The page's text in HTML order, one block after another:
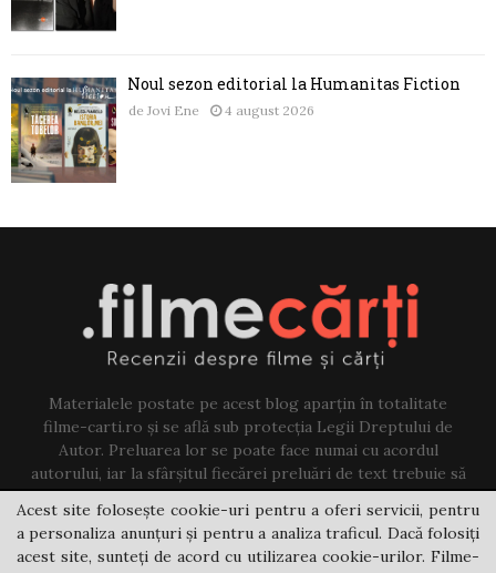
Noul sezon editorial la Humanitas Fiction
de Jovi Ene 4 august 2026
Materialele postate pe acest blog aparțin în totalitate
filme-carti.ro și se află sub protecția Legii Dreptului de
Autor. Preluarea lor se poate face numai cu acordul
autorului, iar la sfârșitul fiecărei preluări de text trebuie să
existe un link către acest blog.
Contact us:jovi@filme-carti.ro
Acest site folosește cookie-uri pentru a oferi servicii, pentru
a personaliza anunțuri și pentru a analiza traficul. Dacă folosiți
acest site, sunteți de acord cu utilizarea cookie-urilor. Filme-